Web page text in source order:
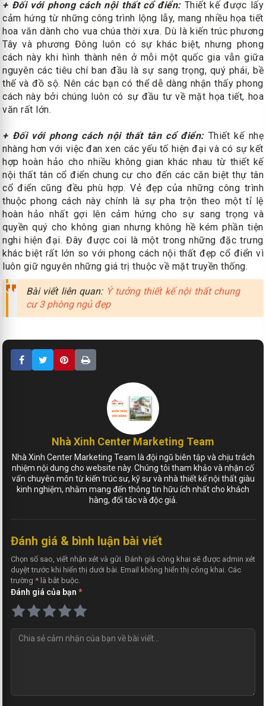
+ Đối với phong cách nội thất cổ điển:Thiết kế được lấy
cảm hứng từ những công trình lộng lẫy, mang nhiều họa tiết
hoa văn dành cho vua chúa thời xưa. Dù là kiến trúc phương
Tây và phương Đông luôn có sự khác biệt, nhưng phong
cách này khi hình thành nên ở mỗi một quốc gia vẫn giữa
nguyên các tiêu chí ban đầu là sự sang trọng, quý phái, bề
thế và đồ sộ. Nên các bạn có thể dễ dàng nhận thấy phong
cách này bởi chúng luôn có sự đầu tư về mặt họa tiết, hoa
văn rất lớn.
+ Đối với phong cách nội thất tân cổ điển:Thiết kế nhẹ
nhàng hơn với việc đan xen các yếu tố hiện đại và có sự kết
hợp hoàn hảo cho nhiều không gian khác nhau từ thiết kế
nội thất tân cổ điển chung cư cho đến các căn biệt thự tân
cổ điển cũng đều phù hợp. Vẻ đẹp của những công trình
thuộc phong cách này chính là sự pha trộn theo một tỉ lệ
hoàn hảo nhất gợi lên cảm hứng cho sự sang trọng và
quyền quý cho không gian nhưng không hề kém phần tiện
nghi hiện đại. Đây được coi là một trong những đặc trưng
khác biệt rất lớn so với phong cách nội thất đẹp cổ điển vì
luôn giữ nguyên những giá trị thuộc về mặt truyền thống.
Bài viết liên quan: Ý tưởng thiết kế nội thất chung
cư 3 phòng ngủ đẹp
Nhà Xinh Center Marketing Team
Nhà Xinh Center Marketing Team là đội ngũ biên tập và chịu trách
nhiệm nội dung cho website này. Chúng tôi tham khảo và nhận cố
vấn chuyên môn từ kiến trúc sư, kỹ sư và nhà thiết kế nội thất giàu
kinh nghiệm, nhằm mang đến thông tin hữu ích nhất cho khách
hàng, đối tác và độc giả.
Đánh giá & bình luận bài viết
Chọn số sao, viết nhận xét và gửi. Đánh giá công khai sẽ được admin xét
duyệt trước khi hiển thị dưới bài. Email không hiển thị công khai. Các
trường * là bắt buộc.
Đánh giá của bạn *